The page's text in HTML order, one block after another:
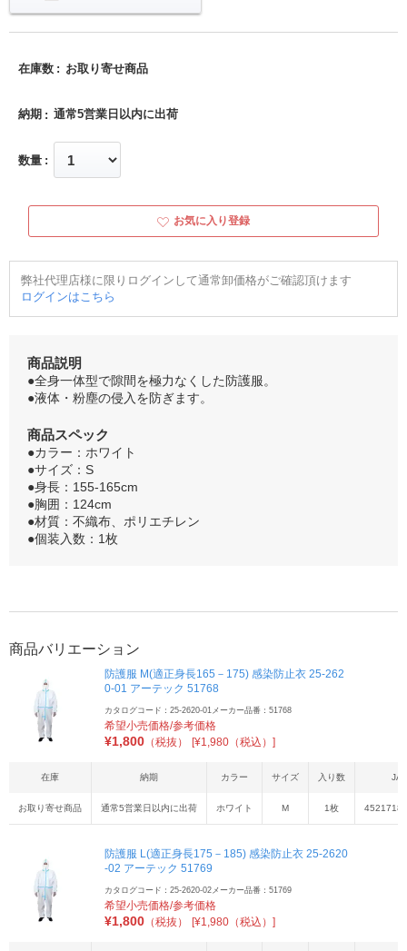
在庫数 お取り寄せ商品
納期 通常5営業日以内に出荷
数量
お気に入り登録
弊社代理店様に限りログインして通常卸価格がご確認頂けます
ログインはこちら
商品説明
●全身一体型で隙間を極力なくした防護服。
●液体・粉塵の侵入を防ぎます。
商品スペック
●カラー：ホワイト
●サイズ：S
●身長：155-165cm
●胸囲：124cm
●材質：不織布、ポリエチレン
●個装入数：1枚
商品バリエーション
防護服 M(適正身長165－175) 感染防止衣 25-262
0-01 アーテック 51768
カタログコード：25-2620-01メーカー品番：51768
希望小売価格/参考価格
¥1,800 （税抜） [¥1,980（税込）]
在庫 納期 カラー サイズ 入り数
お取り寄せ商品 通常5営業日以内に出荷 ホワイト M 1枚
防護服 L(適正身長175－185) 感染防止衣 25-2620
-02 アーテック 51769
カタログコード：25-2620-02メーカー品番：51769
希望小売価格/参考価格
¥1,800 （税抜） [¥1,980（税込）]